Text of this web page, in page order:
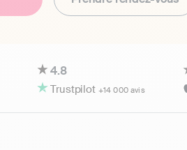
4.8
Trustpilot +14 000 avis